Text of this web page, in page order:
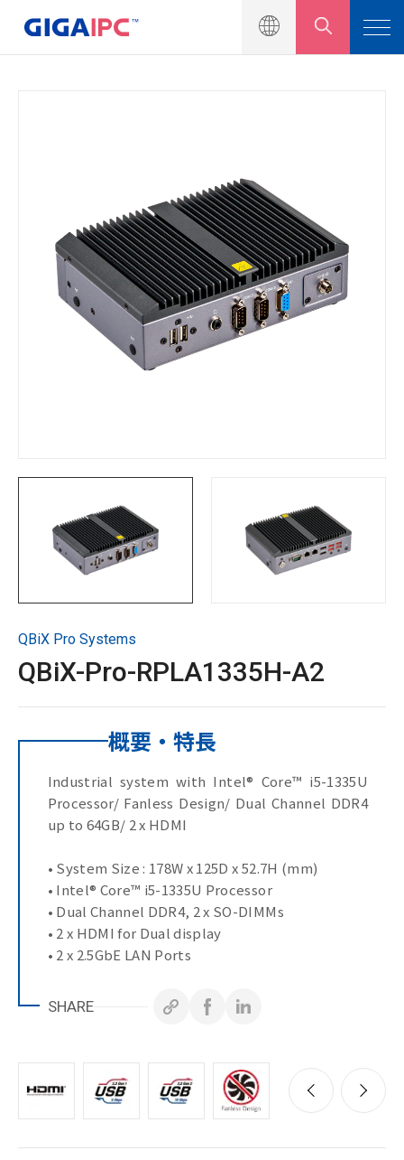
QBiX Pro Systems
QBiX-Pro-RPLA1335H-A2
概要・特長
Industrial system with Intel® Core™ i5-1335U
Processor/ Fanless Design/ Dual Channel DDR4
up to 64GB/ 2 x HDMI
• System Size : 178W x 125D x 52.7H (mm)
• Intel® Core™ i5-1335U Processor
• Dual Channel DDR4, 2 x SO-DIMMs
• 2 x HDMI for Dual display
• 2 x 2.5GbE LAN Ports
SHARE
産業用マザーボート
組込みシステム
モジュール＆キット
ソリューション
Copyright © All Rights Reserved.